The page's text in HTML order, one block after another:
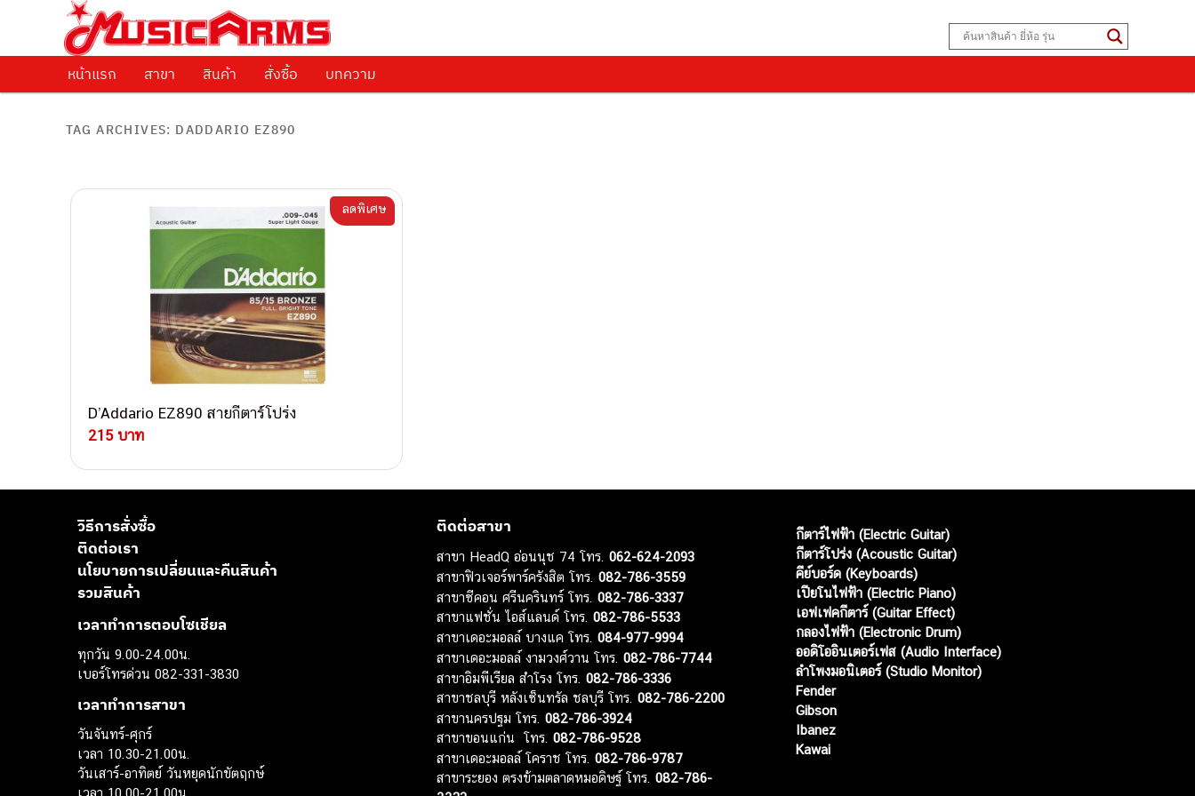
Music Arms
ศูนย์รวมครื่องดนตรีทุกชนิด ตั้งแต่เริ่มต้นถึงมืออาชีพ
Skip to primary content
Skip to secondary content
หน้าแรก สาขา สินค้า สั่งซื้อ บทความ
TAG ARCHIVES: DADDARIO EZ890
D’Addario EZ890 สายกีตาร์โปร่ง
215 บาท
ลดพิเศษ
วิธีการสั่งซื้อ
ติดต่อเรา
นโยบายการเปลี่ยนและคืนสินค้า
รวมสินค้า
เวลาทำการตอบโซเชียล
ทุกวัน 9.00-24.00น.
เบอร์โทรด่วน 082-331-3830
เวลาทำการสาขา
วันจันทร์-ศุกร์
เวลา 10.30-21.00น.
วันเสาร์-อาทิตย์ วันหยุดนักขัตฤกษ์
เวลา 10.00-21.00น.
ติดต่อสาขา
สาขา HeadQ อ่อนนุช 74 โทร.062-624-2093
สาขาฟิวเจอร์พาร์ครังสิต โทร.082-786-3559
สาขาซีคอน ศรีนครินทร์ โทร.082-786-3337
สาขาแฟชั่น ไอส์แลนด์ โทร.082-786-5533
สาขาเดอะมอลล์ บางแค โทร.084-977-9994
สาขาเดอะมอลล์ งามวงศ์วาน โทร.082-786-7744
สาขาอิมพีเรียล สำโรง โทร.082-786-3336
สาขาชลบุรี หลังเซ็นทรัล ชลบุรี โทร.082-786-2200
สาขานครปฐม โทร.082-786-3924
สาขาขอนแก่น โทร.082-786-9528
สาขาเดอะมอลล์ โคราช โทร.082-786-9787
สาขาระยอง ตรงข้ามตลาดหมอดิษฐ์ โทร.082-786-
กีตาร์ไฟฟ้า (Electric Guitar)
กีตาร์โปร่ง (Acoustic Guitar)
คีย์บอร์ด (Keyboards)
เปียโนไฟฟ้า (Electric Piano)
เอฟเฟคกีตาร์ (Guitar Effect)
กลองไฟฟ้า (Electronic Drum)
ออดิโออินเตอร์เฟส (Audio Interface)
ลำโพงมอนิเตอร์ (Studio Monitor)
Fender
Gibson
Ibanez
Kawai